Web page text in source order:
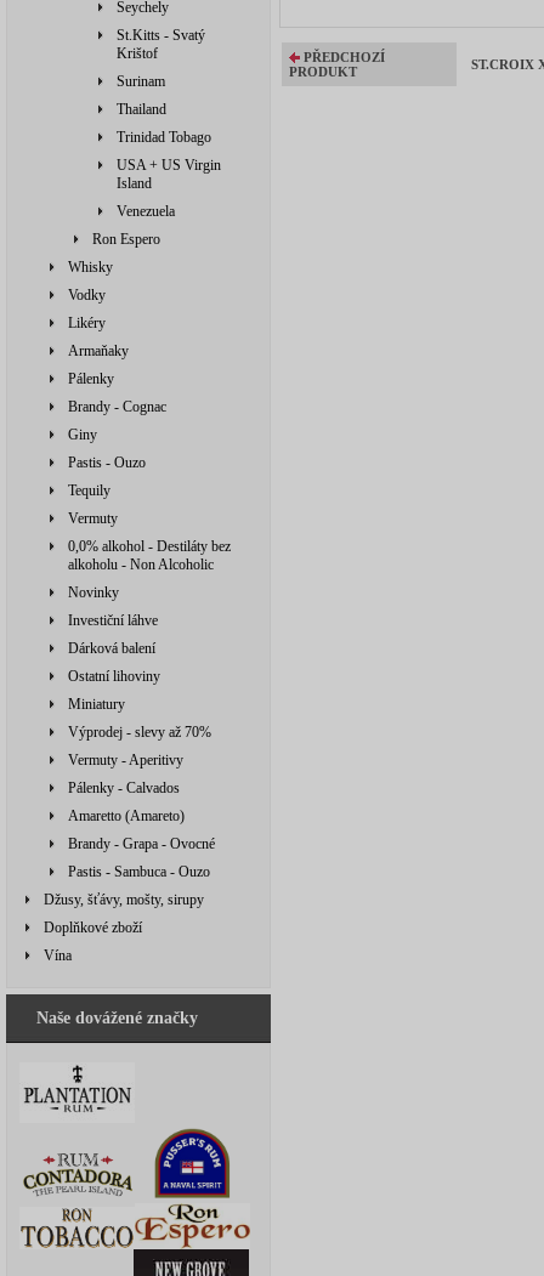
Seychely
St.Kitts - Svatý
Krištof
Surinam
Thailand
Trinidad Tobago
USA + US Virgin
Island
Venezuela
Ron Espero
Whisky
Vodky
Likéry
Armaňaky
Pálenky
Brandy - Cognac
Giny
Pastis - Ouzo
Tequily
Vermuty
0,0% alkohol - Destiláty bez
alkoholu - Non Alcoholic
Novinky
Investiční láhve
Dárková balení
Ostatní lihoviny
Miniatury
Výprodej - slevy až 70%
Vermuty - Aperitivy
Pálenky - Calvados
Amaretto (Amareto)
Brandy - Grapa - Ovocné
Pastis - Sambuca - Ouzo
Džusy, šťávy, mošty, sirupy
Doplňkové zboží
Vína
Naše dovážené značky
PŘEDCHOZÍ
PRODUKT
ST.CROIX